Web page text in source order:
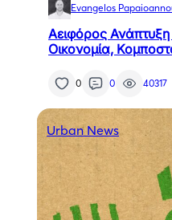
Evangelos
Αειφόρος Ανάπτυξη
Οικονομία,
0 0 40317
Urban News